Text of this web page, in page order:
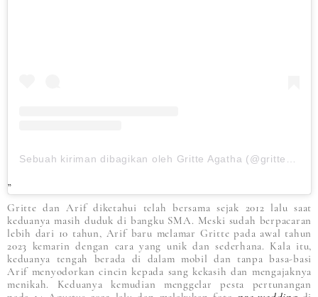
Gritte dan Arif diketahui telah bersama sejak 2012 lalu saat
keduanya masih duduk di bangku SMA. Meski sudah berpacaran
lebih dari 10 tahun, Arif baru melamar Gritte pada awal tahun
2023 kemarin dengan cara yang unik dan sederhana. Kala itu,
keduanya tengah berada di dalam mobil dan tanpa basa-basi
Arif menyodorkan cincin kepada sang kekasih dan mengajaknya
menikah. Keduanya kemudian menggelar pesta pertunangan